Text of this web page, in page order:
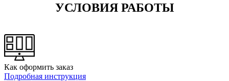
УСЛОВИЯ РАБОТЫ
Как оформить заказ
Подробная инструкция